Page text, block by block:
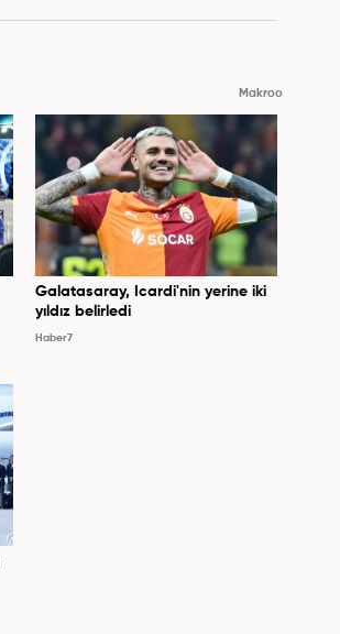
Makroo
Galatasaray, Icardi'nin yerine iki
yıldız belirledi
Haber7